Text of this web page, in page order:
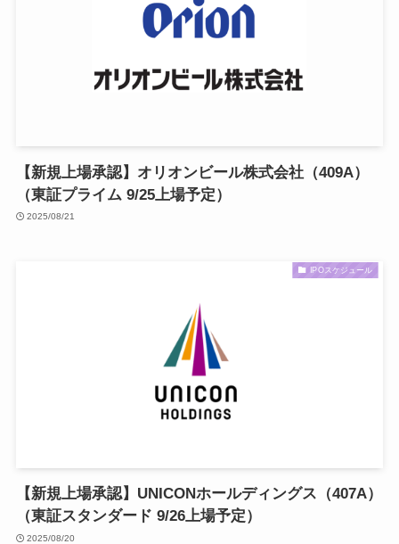
【新規上場承認】オリオンビール株式会社（409A）
（東証プライム 9/25上場予定）
2025/08/21
IPOスケジュール
【新規上場承認】UNICONホールディングス（407A）
（東証スタンダード 9/26上場予定）
2025/08/20